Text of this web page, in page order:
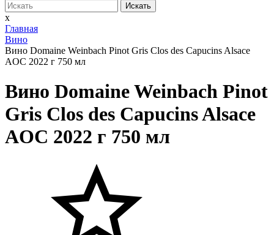
Искать
x
Главная
Вино
Вино Domaine Weinbach Pinot Gris Clos des Capucins Alsace
AOC 2022 г 750 мл
Вино Domaine Weinbach Pinot
Gris Clos des Capucins Alsace
AOC 2022 г 750 мл